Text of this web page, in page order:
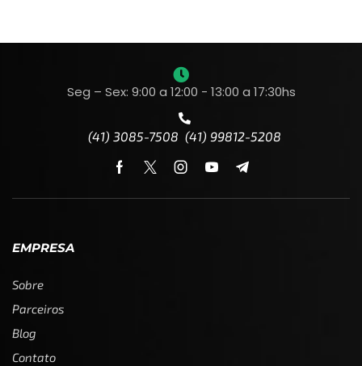
Seg – Sex: 9:00 a 12:00 - 13:00 a 17:30hs
(41) 3085-7508 (41) 99812-5208
EMPRESA
Sobre
Parceiros
Blog
Contato